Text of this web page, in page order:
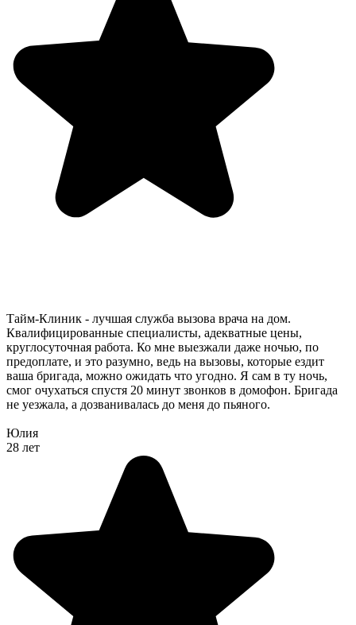
Тайм-Клиник - лучшая служба вызова врача на дом.
Квалифицированные специалисты, адекватные цены,
круглосуточная работа. Ко мне выезжали даже ночью, по
предоплате, и это разумно, ведь на вызовы, которые ездит
ваша бригада, можно ожидать что угодно. Я сам в ту ночь,
смог очухаться спустя 20 минут звонков в домофон. Бригада
не уезжала, а дозванивалась до меня до пьяного.
Юлия
28 лет